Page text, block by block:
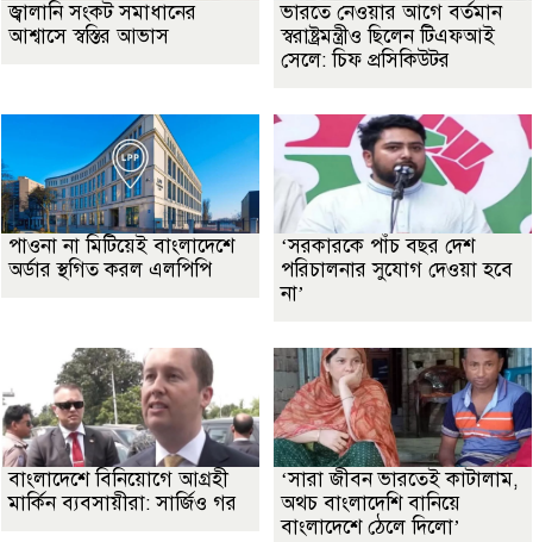
জ্বালানি সংকট সমাধানের
আশ্বাসে স্বস্তির আভাস
ভারতে নেওয়ার আগে বর্তমান
স্বরাষ্ট্রমন্ত্রীও ছিলেন টিএফআই
সেলে: চিফ প্রসিকিউটর
পাওনা না মিটিয়েই বাংলাদেশে
অর্ডার স্থগিত করল এলপিপি
‘সরকারকে পাঁচ বছর দেশ
পরিচালনার সুযোগ দেওয়া হবে
না’
বাংলাদেশে বিনিয়োগে আগ্রহী
মার্কিন ব্যবসায়ীরা: সার্জিও গর
‘সারা জীবন ভারতেই কাটালাম,
অথচ বাংলাদেশি বানিয়ে
বাংলাদেশে ঠেলে দিলো’